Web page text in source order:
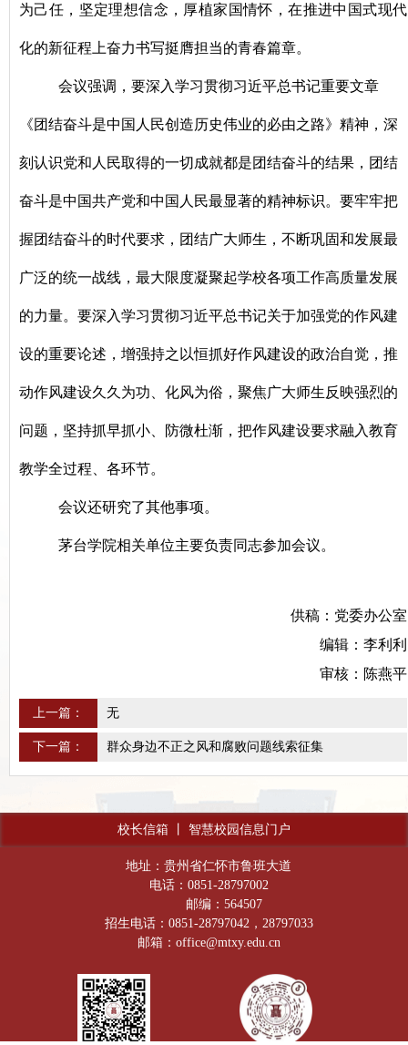
为己任，坚定理想信念，厚植家国情怀，在推进中国式现代
化的新征程上奋力书写挺膺担当的青春篇章。
会议强调，要深入学习贯彻习近平总书记重要文章
《团结奋斗是中国人民创造历史伟业的必由之路》精神，深
刻认识党和人民取得的一切成就都是团结奋斗的结果，团结
奋斗是中国共产党和中国人民最显著的精神标识。要牢牢把
握团结奋斗的时代要求，团结广大师生，不断巩固和发展最
广泛的统一战线，最大限度凝聚起学校各项工作高质量发展
的力量。要深入学习贯彻习近平总书记关于加强党的作风建
设的重要论述，增强持之以恒抓好作风建设的政治自觉，推
动作风建设久久为功、化风为俗，聚焦广大师生反映强烈的
问题，坚持抓早抓小、防微杜渐，把作风建设要求融入教育
教学全过程、各环节。
会议还研究了其他事项。
茅台学院相关单位主要负责同志参加会议。
供稿：党委办公室
编辑：李利利
审核：陈燕平
上一篇： 无
下一篇： 群众身边不正之风和腐败问题线索征集
校长信箱 智慧校园信息门户
地址：贵州省仁怀市鲁班大道
电话：0851-28797002
邮编：564507
招生电话：0851-28797042，28797033
邮箱：office@mtxy.edu.cn